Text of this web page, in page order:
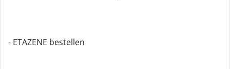
- ETAZENE bestellen